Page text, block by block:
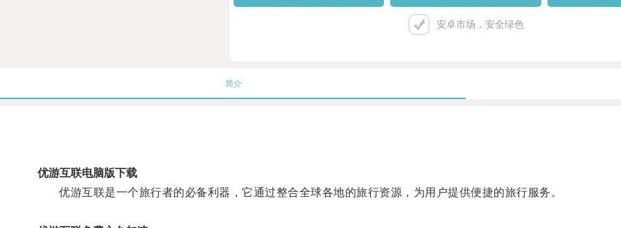
安卓市场，安全绿色
简介
优游互联电脑版下载
优游互联是一个旅行者的必备利器，它通过整合全球各地的旅行资源，为用户提供便捷的旅行服务。